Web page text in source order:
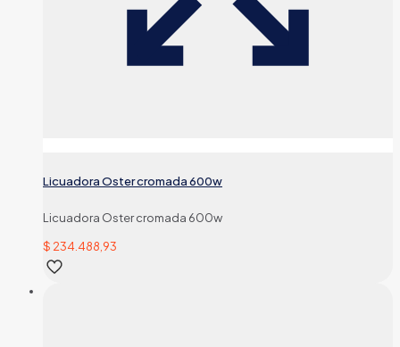
Licuadora Oster cromada 600w
Licuadora Oster cromada 600w
$ 234.488,93